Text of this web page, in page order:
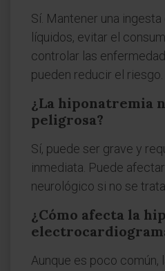
Sí. Mantener una
líquidos, evitar el
controlar las
pueden reducir el riesgo.
¿La hiponatremia
peligrosa?
Sí, puede ser grave y
inmediata. Puede
neurológico si no se
¿Cómo afecta la
Aunque es poco común,